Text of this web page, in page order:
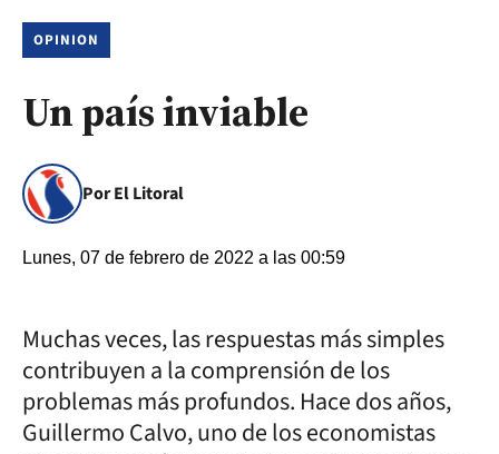
OPINION
Un país inviable
Por El Litoral
Lunes, 07 de febrero de 2022 a las 00:59
Muchas veces, las respuestas más simples
contribuyen a la comprensión de los
problemas más profundos. Hace dos años,
Guillermo Calvo, uno de los economistas